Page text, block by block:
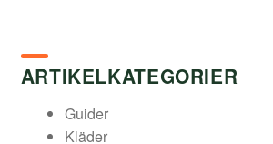
ARTIKELKATEGORIER
Guider
Kläder